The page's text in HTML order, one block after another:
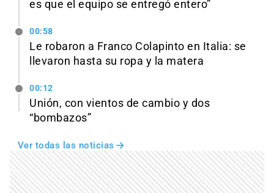
es que el equipo se entregó entero”
00:58
Le robaron a Franco Colapinto en Italia: se
llevaron hasta su ropa y la matera
00:12
Unión, con vientos de cambio y dos
“bombazos”
Ver todas las noticias